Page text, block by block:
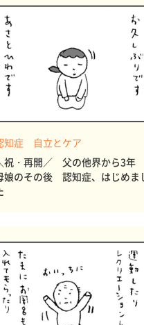
知症 自立とケア
祝・再開／ 父の他界から3
娘のその後 認知症、はじめま